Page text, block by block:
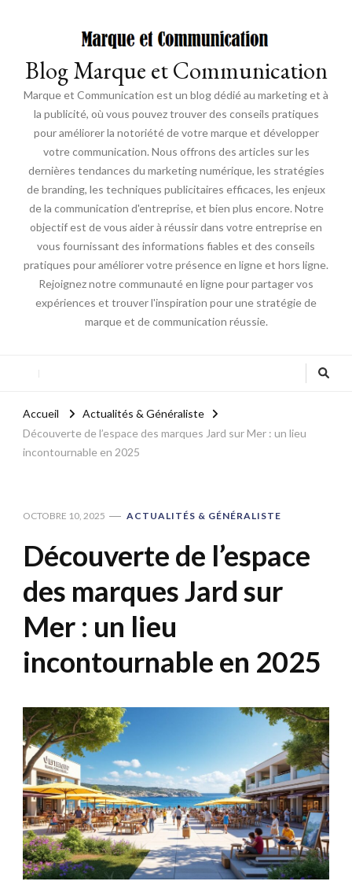
Blog Marque et Communication
Marque et Communication est un blog dédié au marketing et à
la publicité, où vous pouvez trouver des conseils pratiques
pour améliorer la notoriété de votre marque et développer
votre communication. Nous offrons des articles sur les
dernières tendances du marketing numérique, les stratégies
de branding, les techniques publicitaires efficaces, les enjeux
de la communication d'entreprise, et bien plus encore. Notre
objectif est de vous aider à réussir dans votre entreprise en
vous fournissant des informations fiables et des conseils
pratiques pour améliorer votre présence en ligne et hors ligne.
Rejoignez notre communauté en ligne pour partager vos
expériences et trouver l'inspiration pour une stratégie de
marque et de communication réussie.
Accueil
Actualités & Généraliste
Découverte de l’espace des marques Jard sur Mer : un lieu
incontournable en 2025
OCTOBRE 10, 2025 ACTUALITÉS & GÉNÉRALISTE
Découverte de l’espace
des marques Jard sur
Mer : un lieu
incontournable en 2025